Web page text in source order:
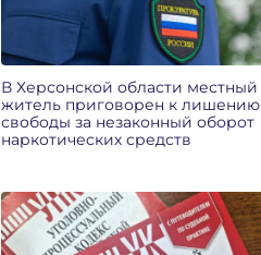
В Херсонской области местный
житель приговорен к лишению
свободы за незаконный оборот
наркотических средств